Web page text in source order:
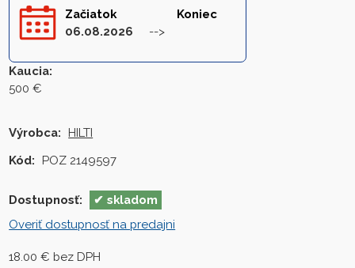
Začiatok
06.08.2026
Koniec
Kaucia:
500 €
Výrobca:
HILTI
Kód:
POZ 2149597
Dostupnosť:
skladom
Overiť dostupnosť na predajni
18.00 € bez DPH